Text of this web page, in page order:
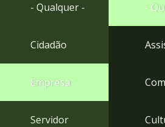
- Qualquer -
Cidadão
Empresa
Servidor
-